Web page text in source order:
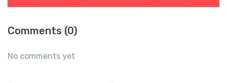
Comments (0)
No comments yet